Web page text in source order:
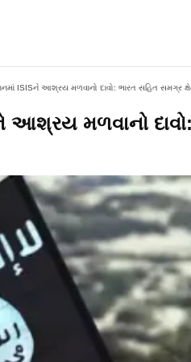
ISISને આશ્રય મળવાનો દાવો: ભારત સહિત સમગ્ર
આશ્રય મળવાનો